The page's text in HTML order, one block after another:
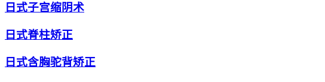
日式子宫缩阴术
日式脊柱矫正
日式含胸驼背矫正